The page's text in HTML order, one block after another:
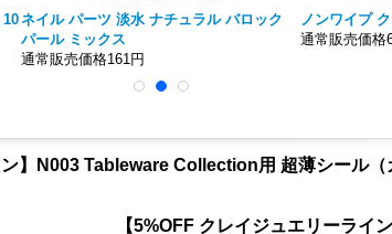
10ネイル パーツ 淡水 ナチュラル バロック
パール ミックス
通常販売価格161円
ノンワイプ
通常販売価格
ン】N003 Tableware Collection用 超薄シール
【5%OFF クレイジュエリーライ